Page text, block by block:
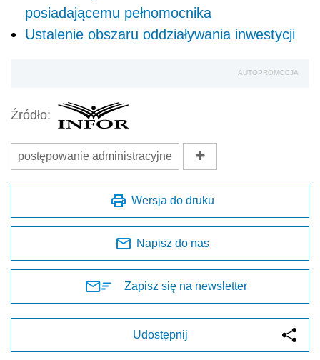
posiadającemu pełnomocnika
Ustalenie obszaru oddziaływania inwestycji
AUTOPROMOCJA
Źródło:
postępowanie administracyjne
Wersja do druku
Napisz do nas
Zapisz się na newsletter
Udostępnij